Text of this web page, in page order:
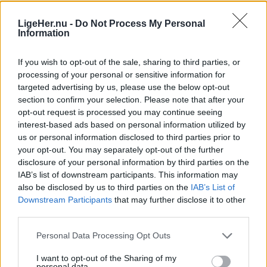
LigeHer.nu - Do Not Process My Personal
Information
If you wish to opt-out of the sale, sharing to third parties, or
processing of your personal or sensitive information for
targeted advertising by us, please use the below opt-out
section to confirm your selection. Please note that after your
opt-out request is processed you may continue seeing
interest-based ads based on personal information utilized by
us or personal information disclosed to third parties prior to
your opt-out. You may separately opt-out of the further
disclosure of your personal information by third parties on the
IAB’s list of downstream participants. This information may
also be disclosed by us to third parties on the IAB’s List of
Downstream Participants that may further disclose it to other
Personal Data Processing Opt Outs
I want to opt-out of the Sharing of my
De kom dog op et par timer senere, da vinden
løjede af.
pladsen midt i centret.
PANDRUP: Jetsmark Sogns Jagtforening vendte
hjem fra danmarksmesterskaberne i Esbjerg med
Samtidig har to af klubbens unge skytter
kvalificeret sig til Nordisk Mesterskab i Estland.
Det skriver Jetsmark Sogns Jagtforening i en
pressemeddelelse.
Otte skytter fra Jetsmark Sogns Jagtforening
deltog ved årets Danmarksmesterskab i skeet,
hvor klubben leverede en række stærke
præstationer.
Vis mere
Kategorier